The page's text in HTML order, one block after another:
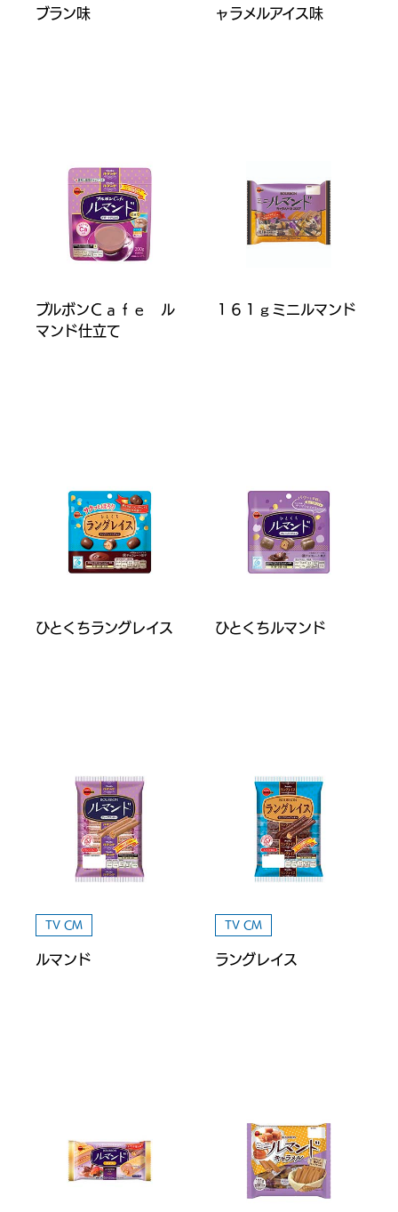
ブラン味
ャラメルアイス味
ブルボンＣａｆｅ ル
マンド仕立て
１６１ｇミニルマンド
ひとくちラングレイス ひとくちルマンド
TV CM
ルマンド
TV CM
ラングレイス